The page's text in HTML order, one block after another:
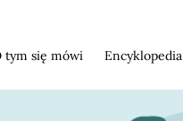
tym się mówi Encyklopedia